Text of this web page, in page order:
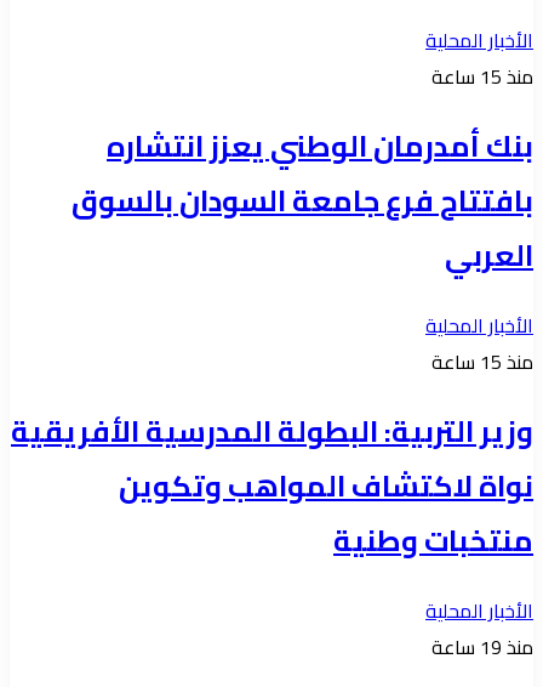
الأخبار المحلية
منذ 15 ساعة
بنك أمدرمان الوطني يعزز انتشاره
بافتتاح فرع جامعة السودان بالسوق
العربي
الأخبار المحلية
منذ 15 ساعة
وزير التربية: البطولة المدرسية الأفريقية
نواة لاكتشاف المواهب وتكوين
منتخبات وطنية
الأخبار المحلية
منذ 19 ساعة